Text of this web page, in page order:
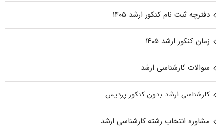
دفترچه ثبت نام کنکور ارشد ۱۴۰۵
زمان کنکور ارشد ۱۴۰۵
سوالات کارشناسی ارشد
کارشناسی ارشد بدون کنکور پردیس
مشاوره انتخاب رشته کارشناسی ارشد